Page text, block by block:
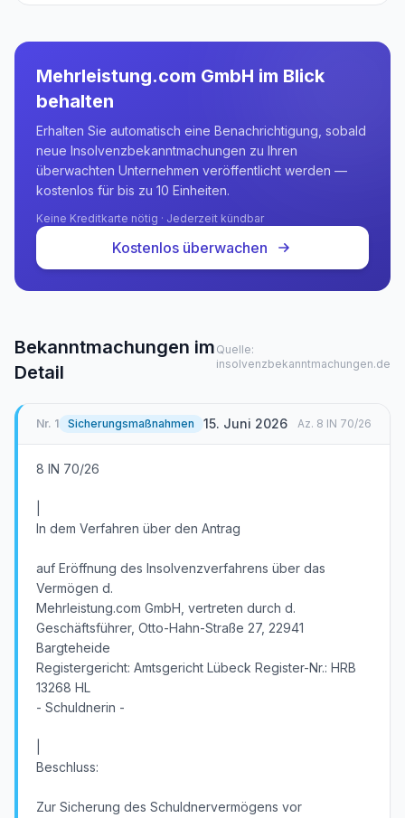
Mehrleistung.com GmbH im Blick
behalten
Erhalten Sie automatisch eine Benachrichtigung, sobald
neue Insolvenzbekanntmachungen zu Ihren
überwachten Unternehmen veröffentlicht werden —
kostenlos für bis zu 10 Einheiten.
Keine Kreditkarte nötig · Jederzeit kündbar
Kostenlos überwachen
Bekanntmachungen im
Detail
Quelle:
insolvenzbekanntmachungen.de
Nr. 1 Sicherungsmaßnahmen 15. Juni 2026 Az. 8 IN 70/26
8 IN 70/26
In dem Verfahren über den Antrag
auf Eröffnung des Insolvenzverfahrens über das
Vermögen d.
Mehrleistung.com GmbH, vertreten durch d.
Geschäftsführer, Otto-Hahn-Straße 27, 22941
Bargteheide
Registergericht: Amtsgericht Lübeck Register-Nr.: HRB
13268 HL
- Schuldnerin -
Beschluss:
Zur Sicherung des Schuldnervermögens vor